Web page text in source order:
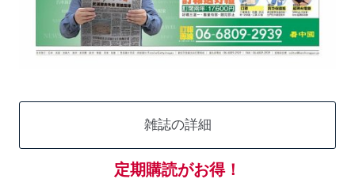
雑誌の詳細
定期購読がお得！